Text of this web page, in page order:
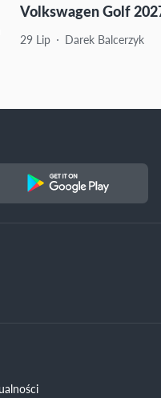
Volkswagen Golf
29 Lip Darek Balcerzyk